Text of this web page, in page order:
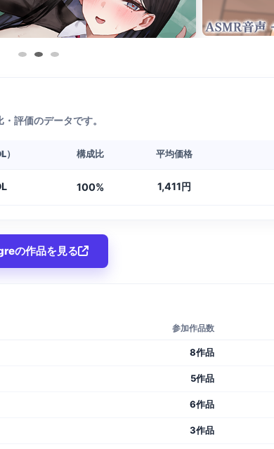
評価のデータです。
） 構成比 平均価格
100% 1,411円
の作品を見る
参加作品数
8作品
5作品
6作品
3作品